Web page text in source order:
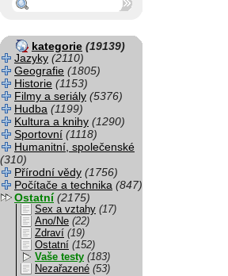
kategorie (19139)
Jazyky (2110)
Geografie (1805)
Historie (1153)
Filmy a seriály (5376)
Hudba (1199)
Kultura a knihy (1290)
Sportovní (1118)
Humanitní, společenské
(310)
Přírodní vědy (1756)
Počítače a technika (847)
Ostatní (2175)
Sex a vztahy (17)
Ano/Ne (22)
Zdraví (19)
Ostatní (152)
Vaše testy (183)
Nezařazené (53)